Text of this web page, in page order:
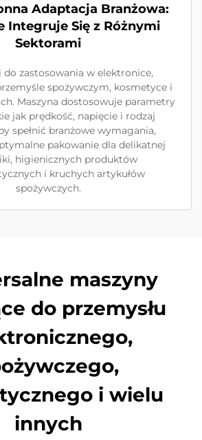
Adaptacja Branżowa:
Integruje Się z Różnymi
Sektorami
zastosowania w elektronice,
spożywczym, kosmetyce i
Maszyna dostosowuje parametry
jak prędkość, napięcie i rodzaj
spełnić branżowe wymagania,
pakowanie dla delikatnej
higienicznych produktów
i kruchych artykułów
spożywczych.
maszyny
do przemysłu
i wielu
innych